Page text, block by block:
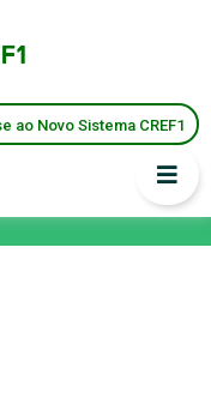
ao Novo Sistema CREF1